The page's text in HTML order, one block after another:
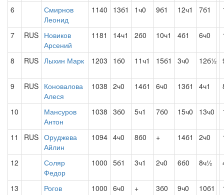
6
Смирнов
Леонид
1140 13б1 1ч0 9б1 12ч1 7б1
7 RUS Новиков
Арсений
1181 14ч1 2б0 10ч1 4б1 6ч0
8 RUS Лыхин Марк 1203 1б0 11ч1 15б1 3ч0 12б½
9 RUS Коновалова
Алеся
1038 2ч0 14б1 6ч0 13б1 4ч1
10
Мансуров
Антон
1038 3б0 5ч1 7б0 15ч0 13ч0
11 RUS Оруджева
Айлин
1094 4ч0 8б0 + 14б1 2ч0
12
Соляр
Федор
1000 5б1 3ч1 2ч0 6б0 8ч½
13
Рогов
1000 6ч0 + 3б0 9ч0 10б1